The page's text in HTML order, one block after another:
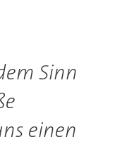
Sinn
einen